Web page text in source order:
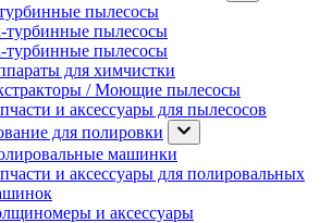
пылесосы
турбинные пылесосы
турбинные пылесосы
для химчистки
/ Моющие пылесосы
и аксессуары для пылесосов
для полировки
машинки
и аксессуары для полировальных
и аксессуары